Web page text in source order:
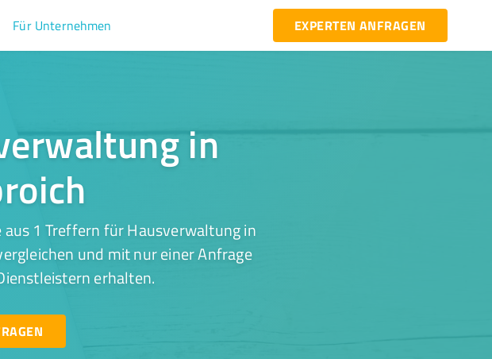
Für Unternehmen EXPERTEN ANFRAGEN
in
1 Treffern für Hausverwaltung in
und mit nur einer Anfrage
erhalten.